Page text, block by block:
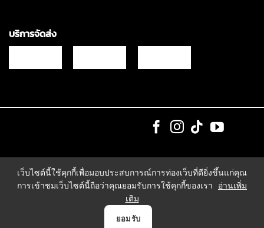
บริการจัดส่ง
เว็บไซต์นี้ใช้คุกกี้เพื่อมอบประสบการณ์การท่องเว็บที่ดียิ่งขึ้นแก่คุณ
การเข้าชมเว็บไซต์นี้ถือว่าคุณยอมรับการใช้คุกกี้ของเรา
อ่านเพิ่ม
เติม
ยอมรับ